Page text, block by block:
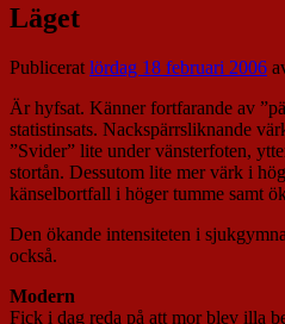
Läget
Publiceratlördag 18 februari 2006
Är hyfsat. Känner fortfarande av
statistinsats. Nackspärrsliknande
”Svider” lite under vänsterfoten,
stortån. Dessutom lite mer värk i
känselbortfall i höger tumme samt
Den ökande intensiteten i
också.
Modern
Fick i dag reda på att mor blev illa